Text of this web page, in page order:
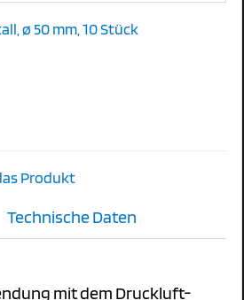
ø 50 mm, 10 Stück
Produkt
Technische Daten
mit dem Druckluft-